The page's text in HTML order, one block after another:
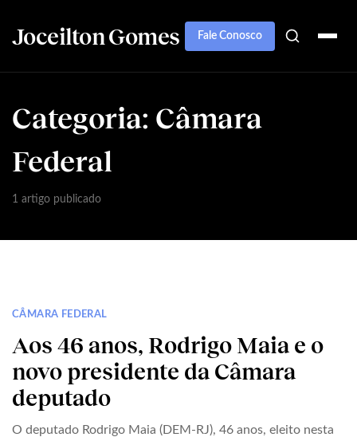
Joceilton Gomes Fale Conosco
Categoria: Câmara
Federal
1 artigo publicado
CÂMARA FEDERAL
Aos 46 anos, Rodrigo Maia e o
novo presidente da Câmara
deputado
O deputado Rodrigo Maia (DEM-RJ), 46 anos, eleito nesta